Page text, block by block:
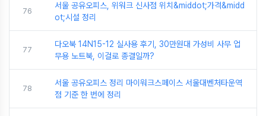
76
서울 공유오피스, 위워크 신사점 위치&middot;가격&midd
ot;시설 정리
77
다오북 14N15-12 실사용 후기, 30만원대 가성비 사무 업
무용 노트북, 이걸로 종결일까?
78
서울 공유오피스 정리 마이워크스페이스 서울대벤처타운역
점 기준 한 번에 정리